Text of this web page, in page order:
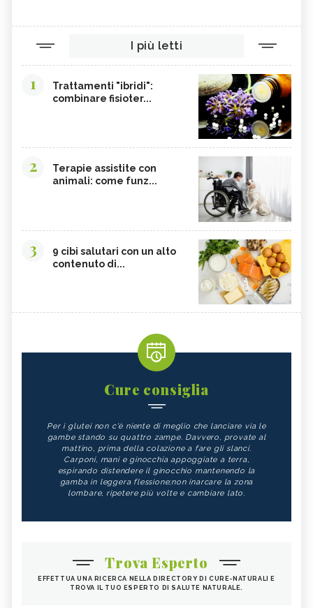
I più letti
1
Trattamenti "ibridi":
combinare fisioter...
2
Terapie assistite con
animali: come funz...
3
9 cibi salutari con un alto
contenuto di...
Cure consiglia
Per i glutei non c'è niente di meglio che lanciare via le
gambe stando su quattro zampe. Davvero, provate al
mattino, prima della colazione a fare gli slanci.
Carponi, mani e ginocchia appoggiate a terra,
espirando distendere il ginocchio mantenendo la
gamba in leggera flessione;non inarcare la zona
lombare, ripetere più volte e cambiare lato.
Trova Esperto
EFFETTUA UNA RICERCA NELLA DIRECTORY DI CURE-NATURALI E
TROVA IL TUO ESPERTO DI SALUTE NATURALE.